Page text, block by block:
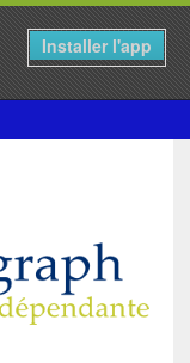
Installer l'app